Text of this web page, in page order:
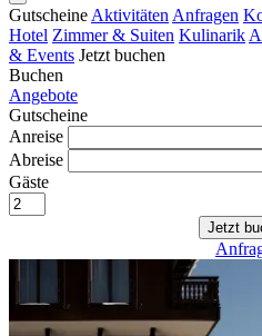
Gutscheine Aktivitäten Anfragen
Hotel Zimmer & Suiten Kulinarik
& Events Jetzt buchen
Buchen
Angebote
Gutscheine
Anreise
Abreise
Gäste
Jetzt